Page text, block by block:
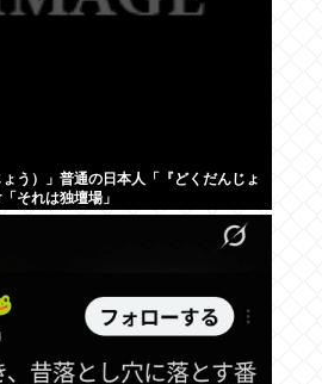
う）」普通の日本人「『どくだんじょ
それは独壇場」